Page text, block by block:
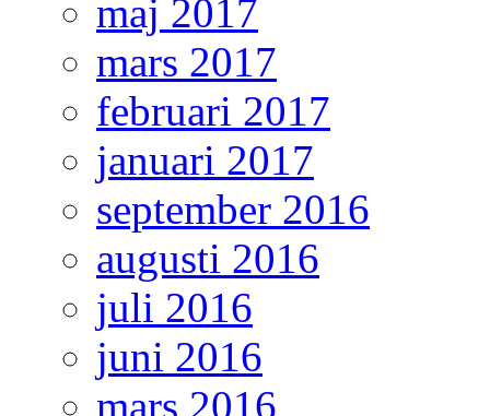
maj 2017
mars 2017
februari 2017
januari 2017
september 2016
augusti 2016
juli 2016
juni 2016
mars 2016